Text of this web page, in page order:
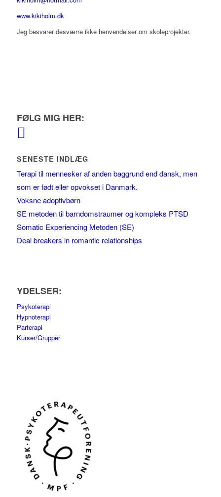
www.kikiholm.dk
Jeg besvarer desværre ikke henvendelser om skoleprojekter.
FØLG MIG HER:
SENESTE INDLÆG
Terapi til mennesker af anden baggrund end dansk, men
som er født eller opvokset i Danmark.
Voksne adoptivbørn
SE metoden til barndomstraumer og kompleks PTSD
Somatic Experiencing Metoden (SE)
Deal breakers in romantic relationships
YDELSER:
Psykoterapi
Hypnoterapi
Parterapi
Kurser/Grupper